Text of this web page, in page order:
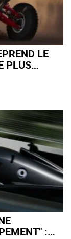
LE
PLUS
: